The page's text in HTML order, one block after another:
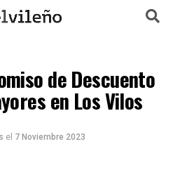
de Descuento
en Los Vilos
el 7 Noviembre 2023